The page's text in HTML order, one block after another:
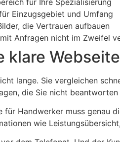
Einzugsgebiet und Umfang
die Vertrauen aufbauen
Anfragen nicht im Zweifel
klare
lange. Sie vergleichen
die Sie nicht
für Handwerker muss genau
wie